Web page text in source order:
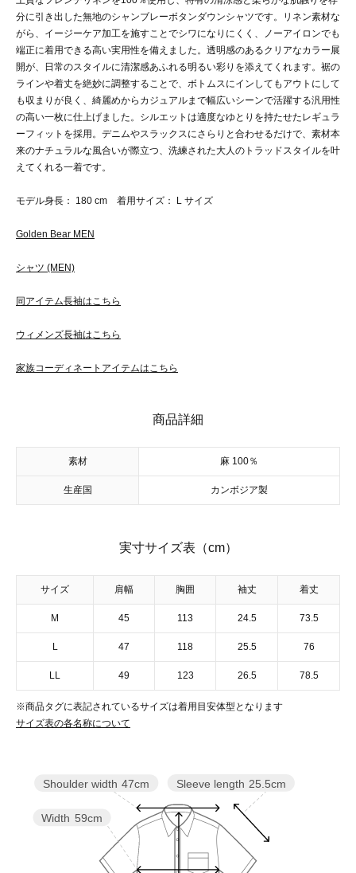
分に引き出した無地のシャンブレーボタンダウンシャツです。リネン素材な
がら、イージーケア加工を施すことでシワになりにくく、ノーアイロンでも
端正に着用できる高い実用性を備えました。透明感のあるクリアなカラー展
開が、日常のスタイルに清潔感あふれる明るい彩りを添えてくれます。裾の
ラインや着丈を絶妙に調整することで、ボトムスにインしてもアウトにして
も収まりが良く、綺麗めからカジュアルまで幅広いシーンで活躍する汎用性
の高い一枚に仕上げました。シルエットは適度なゆとりを持たせたレギュラ
ーフィットを採用。デニムやスラックスにさらりと合わせるだけで、素材本
来のナチュラルな風合いが際立つ、洗練された大人のトラッドスタイルを叶
えてくれる一着です。
モデル身長： 180 cm 着用サイズ： L サイズ
Golden Bear MEN
シャツ (MEN)
同アイテム長袖はこちら
ウィメンズ長袖はこちら
家族コーディネートアイテムはこちら
商品詳細
素材 麻 100％
生産国 カンボジア製
実寸サイズ表（cm）
サイズ 肩幅 胸囲 袖丈 着丈
M 45 113 24.5 73.5
L 47 118 25.5 76
LL 49 123 26.5 78.5
※商品タグに表記されているサイズは着用目安体型となります
サイズ表の各名称について
Sleeve length 25.5cm
Width 59cm
Shoulder width 47cm